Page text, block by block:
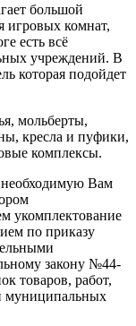
большой
игровых комнат,
есть всё
учреждений. В
которая подойдет
мольберты,
кресла и пуфики,
комплексы.
Вам
укомплектование
по приказу
закону №44-
товаров, работ,
муниципальных